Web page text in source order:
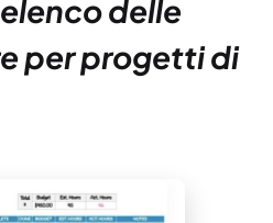
delle
per progetti di